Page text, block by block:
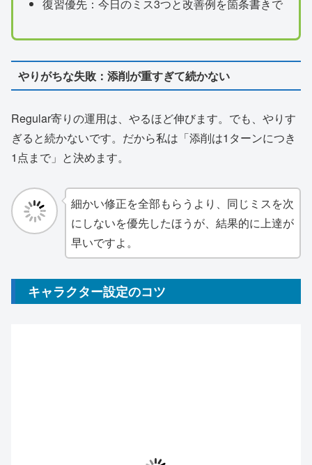
復習優先：今日のミス3つと改善例を箇条書きで
やりがちな失敗：添削が重すぎて続かない
Regular寄りの運用は、やるほど伸びます。でも、やりす
ぎると続かないです。だから私は「添削は1ターンにつき
1点まで」と決めます。
細かい修正を全部もらうより、同じミスを次
にしないを優先したほうが、結果的に上達が
早いですよ。
キャラクター設定のコツ